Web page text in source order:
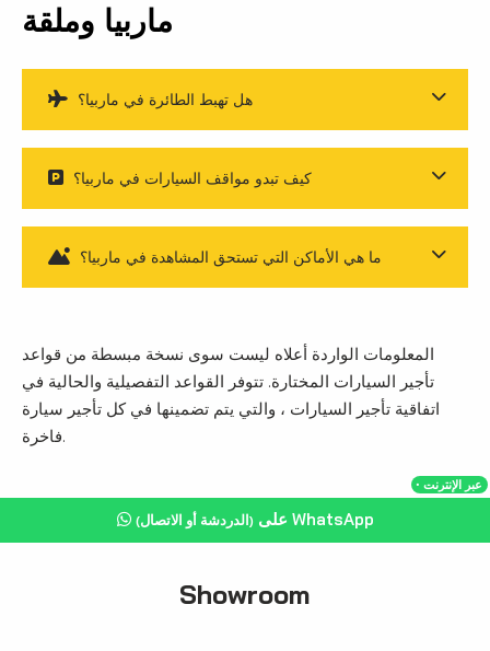
ماربيا وملقة
هل تهبط الطائرة في ماربيا؟
كيف تبدو مواقف السيارات في ماربيا؟
ما هي الأماكن التي تستحق المشاهدة في ماربيا؟
المعلومات الواردة أعلاه ليست سوى نسخة مبسطة من قواعد
تأجير السيارات المختارة. تتوفر القواعد التفصيلية والحالية في
اتفاقية تأجير السيارات ، والتي يتم تضمينها في كل تأجير سيارة
فاخرة.
・عبر الإنترنت
(الدردشة أو الاتصال) على WhatsApp
Showroom